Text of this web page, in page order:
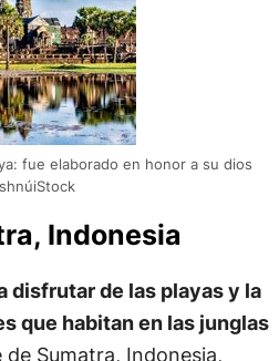
fue elaborado en honor a su dios
Indonesia
disfrutar de las playas y la
que habitan en las junglas
de Sumatra, Indonesia,